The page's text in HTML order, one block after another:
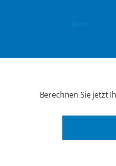
Berechnen Sie jetzt